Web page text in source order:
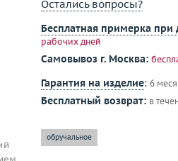
Остались вопросы?
Бесплатная примерка при
рабочих дней
Самовывоз г. Москва:
Гарантия на изделие: 6
Бесплатный возврат: в
обручальное